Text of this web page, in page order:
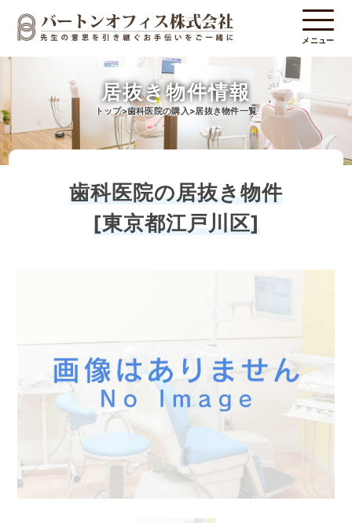
メニュー
居抜き物件情報
トップ 歯科医院の購入 居抜き物件一覧
歯科医院の居抜き物件
[東京都江戸川区]